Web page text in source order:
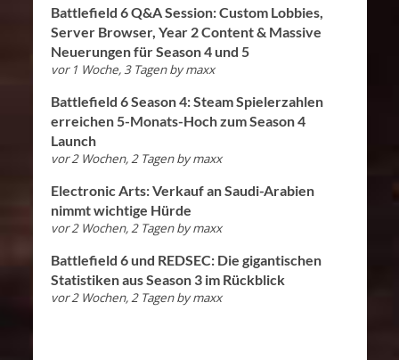
Battlefield 6 Q&A Session: Custom Lobbies,
Server Browser, Year 2 Content & Massive
Neuerungen für Season 4 und 5
vor 1 Woche, 3 Tagen bymaxx
Battlefield 6 Season 4: Steam Spielerzahlen
erreichen 5-Monats-Hoch zum Season 4
Launch
vor 2 Wochen, 2 Tagen bymaxx
Electronic Arts: Verkauf an Saudi-Arabien
nimmt wichtige Hürde
vor 2 Wochen, 2 Tagen bymaxx
Battlefield 6 und REDSEC: Die gigantischen
Statistiken aus Season 3 im Rückblick
vor 2 Wochen, 2 Tagen bymaxx